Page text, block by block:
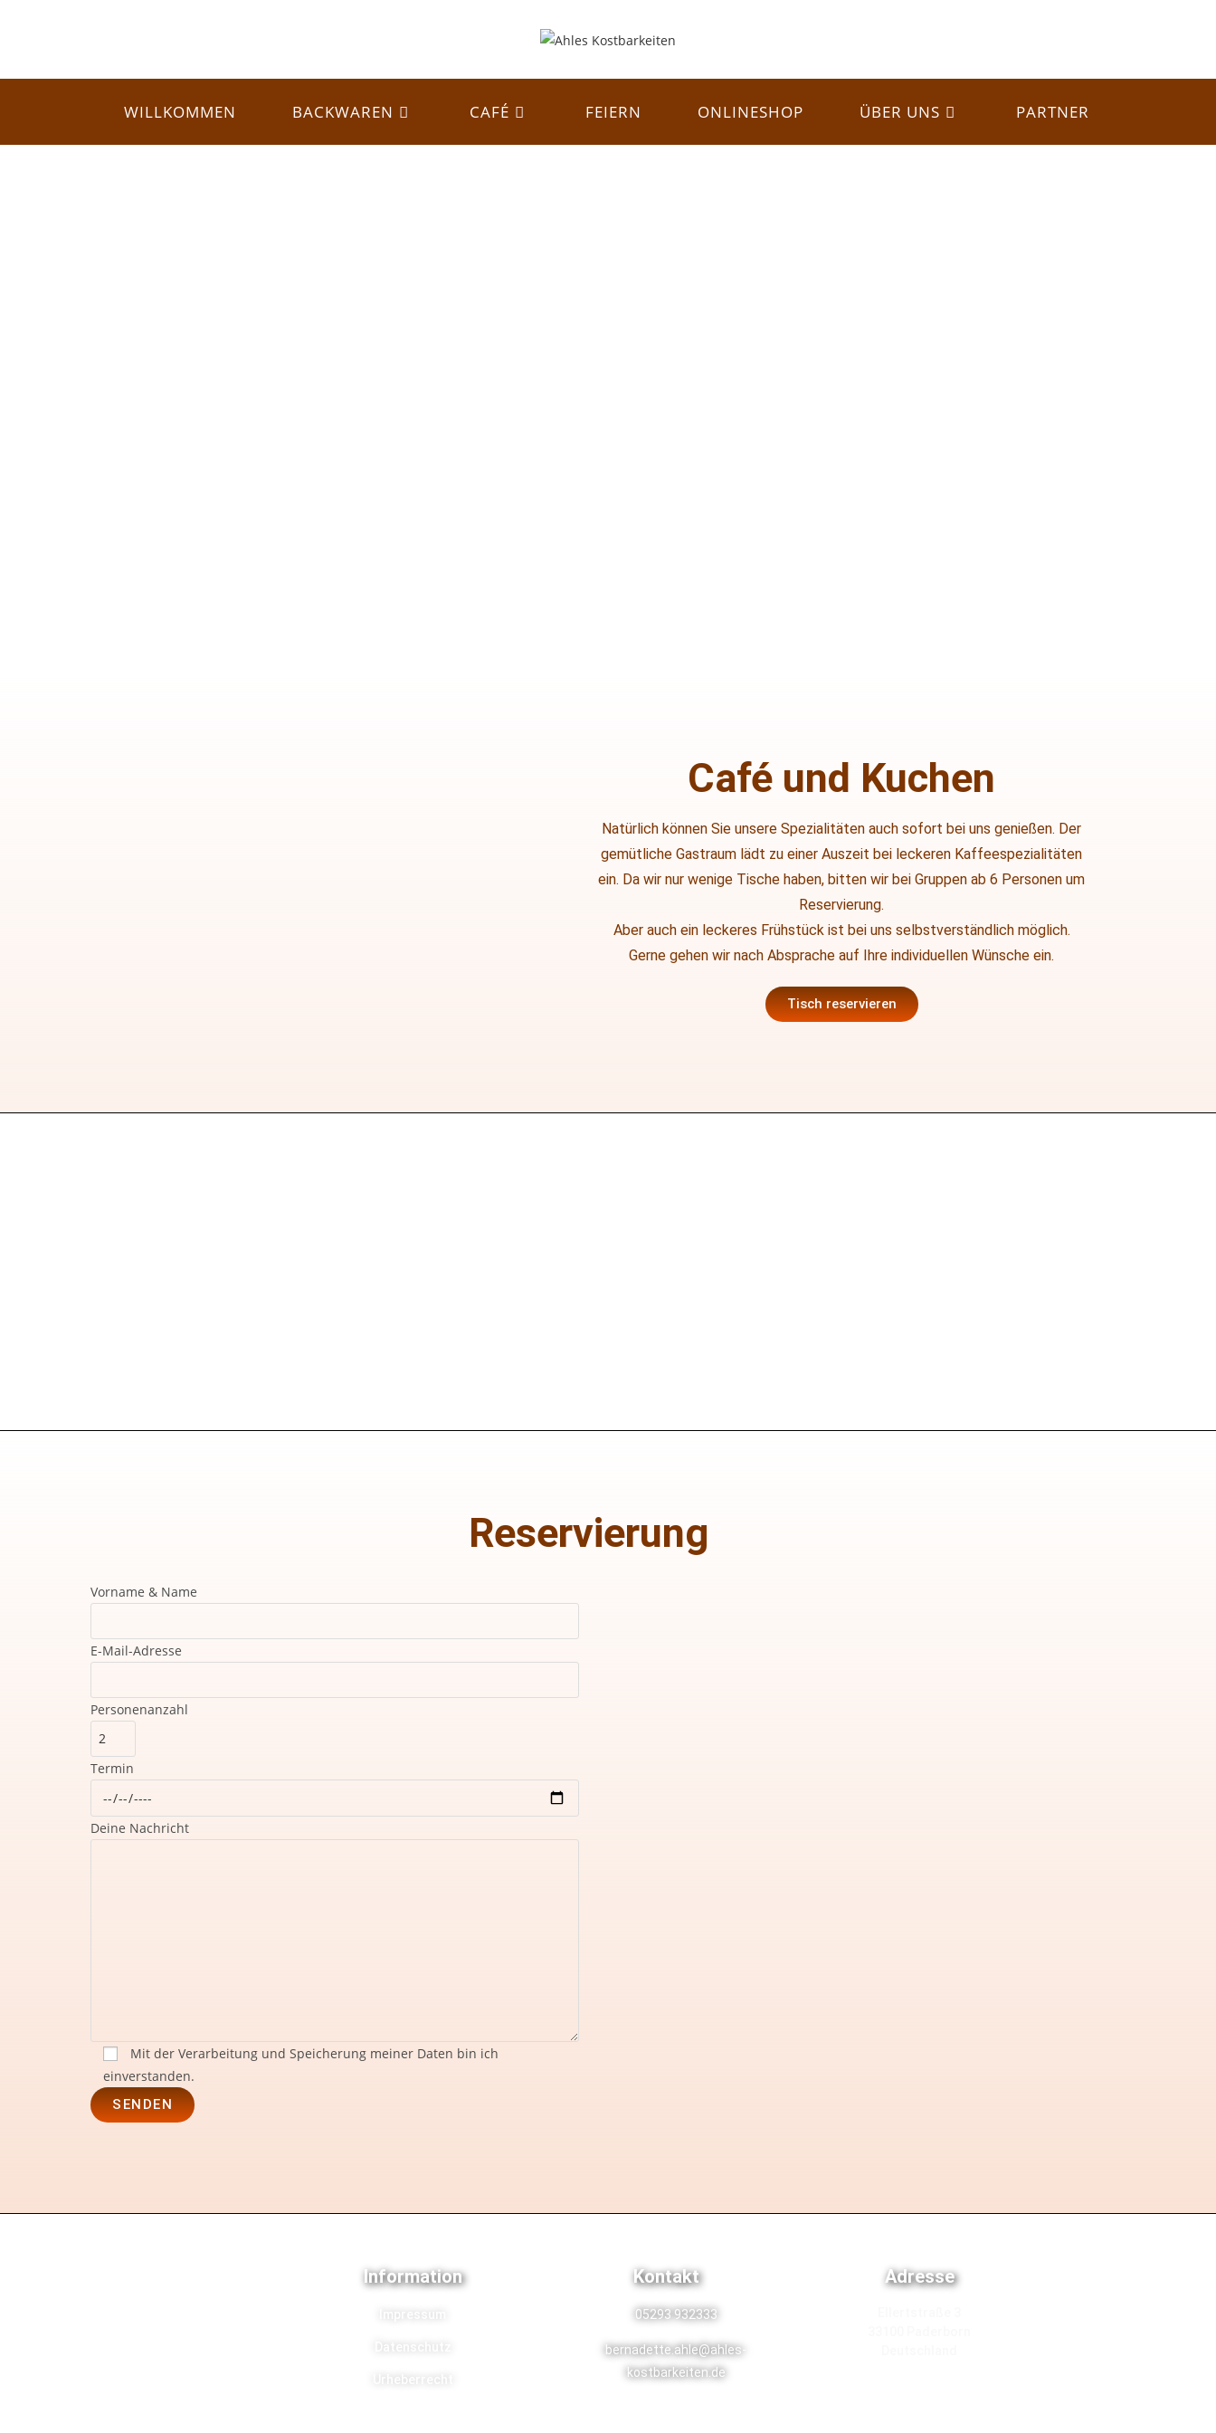
WILLKOMMEN BACKWAREN CAFÉ FEIERN ONLINESHOP ÜBER UNS PARTNER
Café und Kuchen
Natürlich können Sie unsere Spezialitäten auch sofort bei uns genießen. Der
gemütliche Gastraum lädt zu einer Auszeit bei leckeren Kaffeespezialitäten
ein. Da wir nur wenige Tische haben, bitten wir bei Gruppen ab 6 Personen um
Reservierung.
Aber auch ein leckeres Frühstück ist bei uns selbstverständlich möglich.
Gerne gehen wir nach Absprache auf Ihre individuellen Wünsche ein.
Tisch reservieren
Reservierung
Vorname & Name
E-Mail-Adresse
Personenanzahl
Termin
Deine Nachricht
Mit der Verarbeitung und Speicherung meiner Daten bin ich
einverstanden.
Information Kontakt
05293 932333
bernadette.ahle@ahles-
kostbarkeiten.de
Adresse